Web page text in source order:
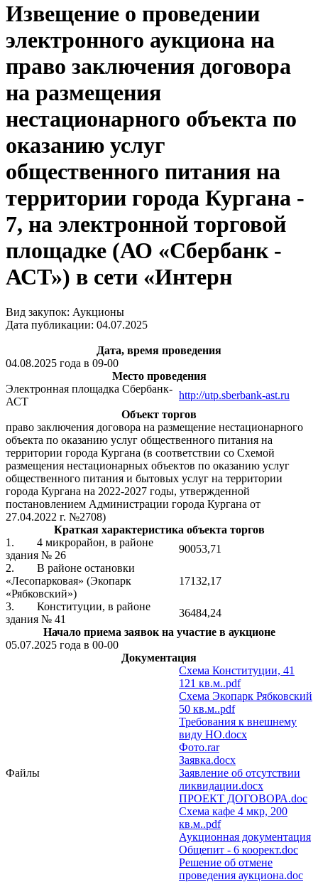
Извещение о проведении
электронного аукциона на
право заключения договора
на размещения
нестационарного объекта по
оказанию услуг
общественного питания на
территории города Кургана -
7, на электронной торговой
площадке (АО «Сбербанк -
АСТ») в сети «Интерн
Вид закупок: Аукционы
Дата публикации: 04.07.2025
Дата, время проведения
04.08.2025 года в 09-00
Место проведения
Электронная площадка Сбербанк-
АСТ
http://utp.sberbank-ast.ru
Объект торгов
право заключения договора на размещение нестационарного
объекта по оказанию услуг общественного питания на
территории города Кургана (в соответствии со Схемой
размещения нестационарных объектов по оказанию услуг
общественного питания и бытовых услуг на территории
города Кургана на 2022-2027 годы, утвержденной
постановлением Администрации города Кургана от
27.04.2022 г. №2708)
Краткая характеристика объекта торгов
1. 4 микрорайон, в районе
здания № 26
90053,71
2. В районе остановки
«Лесопарковая» (Экопарк
«Рябковский»)
17132,17
3. Конституции, в районе
здания № 41
36484,24
Начало приема заявок на участие в аукционе
05.07.2025 года в 00-00
Документация
Файлы
Схема Конституции, 41
121 кв.м..pdf
Схема Экопарк Рябковский
50 кв.м..pdf
Требования к внешнему
виду НО.docx
Фото.rar
Заявка.docx
Заявление об отсутствии
ликвидации.docx
ПРОЕКТ ДОГОВОРА.doc
Схема кафе 4 мкр, 200
кв.м..pdf
Аукционная документация
Общепит - 6 коорект.doc
Решение об отмене
проведения аукциона.doc